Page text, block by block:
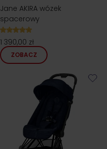
Jane AKIRA wózek
spacerowy
1 390,00 zł
ZOBACZ